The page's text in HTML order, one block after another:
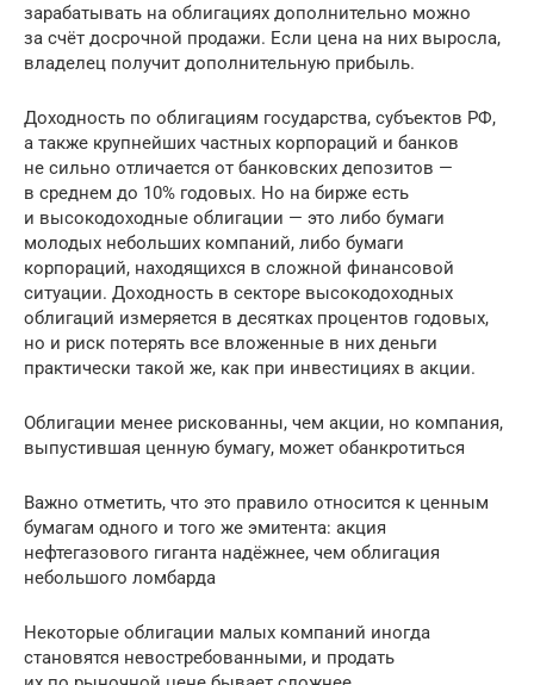
зарабатывать на облигациях дополнительно можно
за счёт досрочной продажи. Если цена на них выросла,
владелец получит дополнительную прибыль.
Доходность по облигациям государства, субъектов РФ,
а также крупнейших частных корпораций и банков
не сильно отличается от банковских депозитов —
в среднем до 10% годовых. Но на бирже есть
и высокодоходные облигации — это либо бумаги
молодых небольших компаний, либо бумаги
корпораций, находящихся в сложной финансовой
ситуации. Доходность в секторе высокодоходных
облигаций измеряется в десятках процентов годовых,
но и риск потерять все вложенные в них деньги
практически такой же, как при инвестициях в акции.
Облигации менее рискованны, чем акции, но компания,
выпустившая ценную бумагу, может обанкротиться
Важно отметить, что это правило относится к ценным
бумагам одного и того же эмитента: акция
нефтегазового гиганта надёжнее, чем облигация
небольшого ломбарда
Некоторые облигации малых компаний иногда
становятся невостребованными, и продать